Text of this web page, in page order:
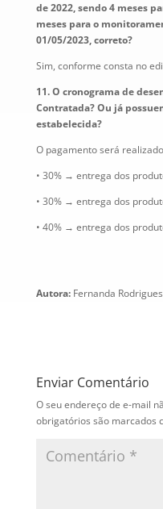
de 2022, sendo 4 meses
meses para o
01/05/2023, correto?
Sim, conforme consta no
11. O cronograma de
Contratada? Ou já
estabelecida?
O pagamento será
• 30% → entrega dos
• 30% → entrega dos
• 40% → entrega dos
Autora:Fernanda
Enviar Comentário
O seu endereço de e-mail
obrigatórios são marcados